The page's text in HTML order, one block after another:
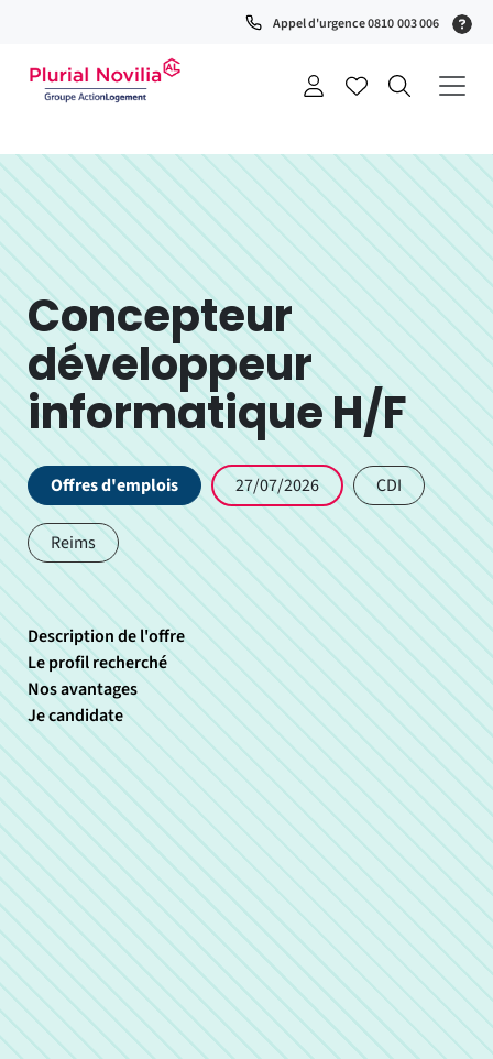
Appel d'urgence 0810 003 006
Concepteur
développeur
informatique H/F
Offres d'emplois 27/07/2026 CDI
Reims
Description de l'offre
Le profil recherché
Nos avantages
Je candidate
de
chat